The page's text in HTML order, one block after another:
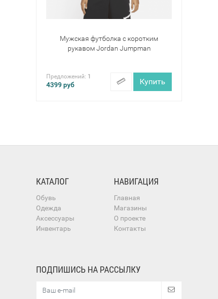
Мужская футболка с коротким
рукавом Jordan Jumpman
Предложений: 1
4399руб Купить
КАТАЛОГ
Обувь
Одежда
Аксессуары
Инвентарь
НАВИГАЦИЯ
Главная
Магазины
О проекте
Контакты
ПОДПИШИСЬ НА РАССЫЛКУ